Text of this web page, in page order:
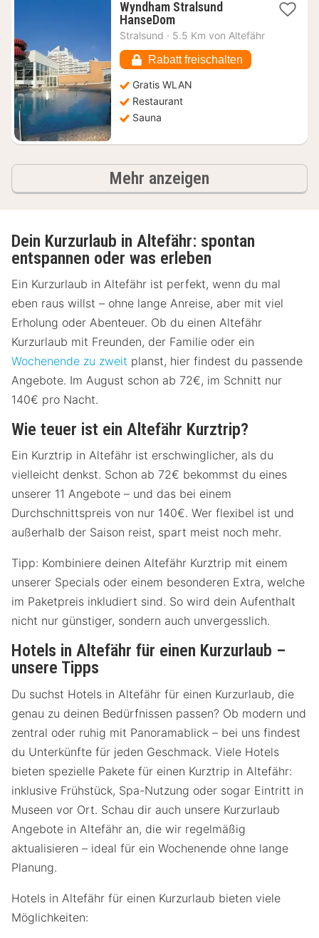
Wyndham Stralsund
HanseDom1
Nacht
88,46
€
Stralsund · 5.5 Km von Altefähr
Rabatt freischalten
Gratis WLAN
Restaurant
Sauna
Mehr anzeigen
Dein Kurzurlaub in Altefähr: spontan
entspannen oder was erleben
Ein Kurzurlaub in Altefähr ist perfekt, wenn du mal
eben raus willst – ohne lange Anreise, aber mit viel
Erholung oder Abenteuer. Ob du einen Altefähr
Kurzurlaub mit Freunden, der Familie oder ein
Wochenende zu zweit planst, hier findest du passende
Angebote. Im August schon ab 72€, im Schnitt nur
140€ pro Nacht.
Wie teuer ist ein Altefähr Kurztrip?
Ein Kurztrip in Altefähr ist erschwinglicher, als du
vielleicht denkst. Schon ab 72€ bekommst du eines
unserer 11 Angebote – und das bei einem
Durchschnittspreis von nur 140€. Wer flexibel ist und
außerhalb der Saison reist, spart meist noch mehr.
Tipp: Kombiniere deinen Altefähr Kurztrip mit einem
unserer Specials oder einem besonderen Extra, welche
im Paketpreis inkludiert sind. So wird dein Aufenthalt
nicht nur günstiger, sondern auch unvergesslich.
Hotels in Altefähr für einen Kurzurlaub –
unsere Tipps
Du suchst Hotels in Altefähr für einen Kurzurlaub, die
genau zu deinen Bedürfnissen passen? Ob modern und
zentral oder ruhig mit Panoramablick – bei uns findest
du Unterkünfte für jeden Geschmack. Viele Hotels
bieten spezielle Pakete für einen Kurztrip in Altefähr:
inklusive Frühstück, Spa-Nutzung oder sogar Eintritt in
Museen vor Ort. Schau dir auch unsere Kurzurlaub
Angebote in Altefähr an, die wir regelmäßig
aktualisieren – ideal für ein Wochenende ohne lange
Planung.
Hotels in Altefähr für einen Kurzurlaub bieten viele
Möglichkeiten: